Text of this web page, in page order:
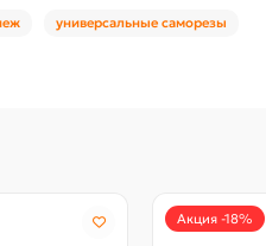
универсальные саморезы
Акция -18%